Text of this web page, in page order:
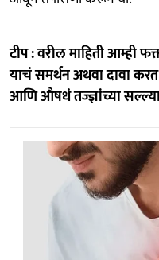
टीप : वरील माहिती आम्ही
याचं समर्थन अथवा दावा
आणि औषधं तज्ज्ञांच्या